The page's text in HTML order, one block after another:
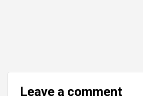
Leave a comment